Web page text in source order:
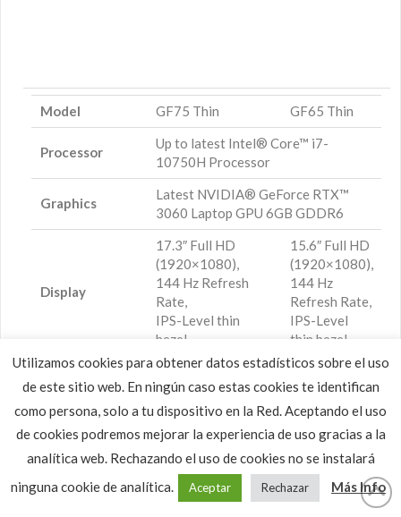
Model GF75 Thin GF65 Thin
Processor
Up to latest Intel® Core™ i7-
10750H Processor
Graphics
Latest NVIDIA® GeForce RTX™
3060 Laptop GPU 6GB GDDR6
Display
17.3″ Full HD
(1920×1080),
144 Hz Refresh
Rate,
IPS-Level thin
bezel
15.6″ Full HD
(1920×1080),
144 Hz
Refresh Rate,
IPS-Level
thin bezel
Memory
DDR4-2933, 2 slots, up to 64GB
Storage
1 x 2.5“ HDD + 1 x
NVMe M.2 SSD by
PCIe Gen3
2 x NVMe
M.2 SSD by
PCIe Gen3
HD type (30fps@720p)
Gigabit Ethernet / Intel® Wi-Fi 6
Utilizamos cookies para obtener datos estadísticos sobre el uso
de este sitio web. En ningún caso estas cookies te identifican
como persona, solo a tu dispositivo en la Red. Aceptando el uso
de cookies podremos mejorar la experiencia de uso gracias a la
analítica web. Rechazando el uso de cookies no se instalará
ninguna cookie de analítica.
Aceptar Rechazar Más Info